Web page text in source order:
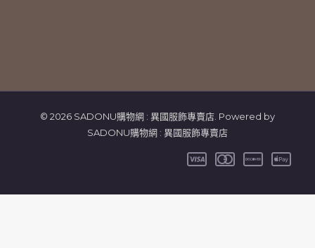
© 2026 SADONU購物網 : 異國服飾專賣店. Powered by
SADONU購物網 : 異國服飾專賣店